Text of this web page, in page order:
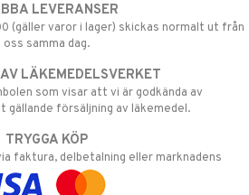
LEVERANSER
(gäller varor i lager) skickas normalt ut från
oss samma dag.
LÄKEMEDELSVERKET
som visar att vi är godkända av
gällande försäljning av läkemedel.
TRYGGA KÖP
faktura, delbetalning eller marknadens